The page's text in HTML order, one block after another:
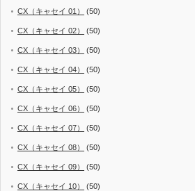
CX（キャセイ 01） (50)
CX（キャセイ 02） (50)
CX（キャセイ 03） (50)
CX（キャセイ 04） (50)
CX（キャセイ 05） (50)
CX（キャセイ 06） (50)
CX（キャセイ 07） (50)
CX（キャセイ 08） (50)
CX（キャセイ 09） (50)
CX（キャセイ 10） (50)